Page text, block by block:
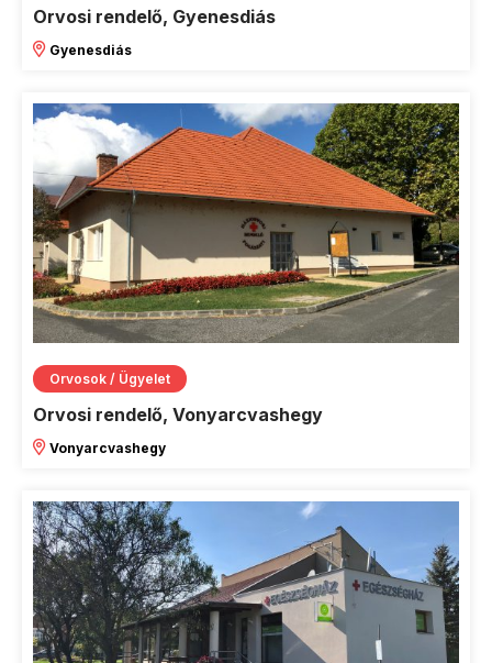
Orvosi rendelő, Gyenesdiás
Gyenesdiás
Orvosok / Ügyelet
Orvosi rendelő, Vonyarcvashegy
Vonyarcvashegy